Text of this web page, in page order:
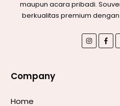
maupun acara pribadi.
berkualitas premium
Company
Home